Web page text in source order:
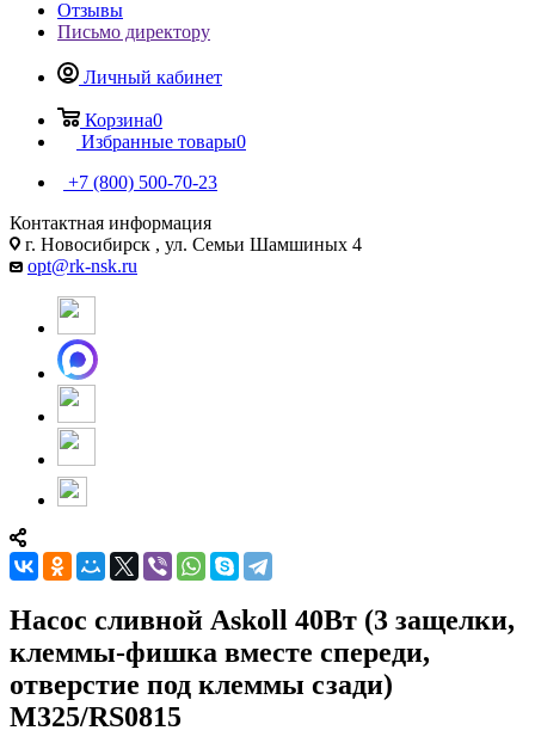
Отзывы
Письмо директору
Личный кабинет
Корзина0
Избранные товары0
+7 (800) 500-70-23
Контактная информация
г. Новосибирск , ул. Семьи Шамшиных 4
opt@rk-nsk.ru
Насос сливной Askoll 40Вт (3 защелки,
клеммы-фишка вместе спереди,
отверстие под клеммы сзади)
M325/RS0815